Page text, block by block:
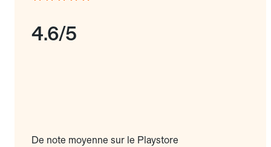
4.6/5
De note moyenne sur le Playstore